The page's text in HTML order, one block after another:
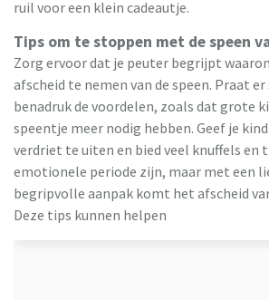
ruil voor een klein cadeautje.
Tips om te stoppen met de speen
Zorg ervoor dat je peuter begrijpt
afscheid te nemen van de speen. Praat er
benadruk de voordelen, zoals dat grote
speentje meer nodig hebben. Geef je
verdriet te uiten en bied veel knuffels en
emotionele periode zijn, maar met een
begripvolle aanpak komt het afscheid
Deze tips kunnen helpen